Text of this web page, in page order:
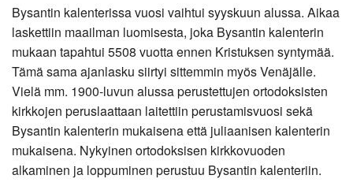
Bysantin kalenterissa vuosi vaihtui syyskuun alussa. Aikaa
laskettiin maailman luomisesta, joka Bysantin kalenterin
mukaan tapahtui 5508 vuotta ennen Kristuksen syntymää.
Tämä sama ajanlasku siirtyi sittemmin myös Venäjälle.
Vielä mm. 1900-luvun alussa perustettujen ortodoksisten
kirkkojen peruslaattaan laitettiin perustamisvuosi sekä
Bysantin kalenterin mukaisena että juliaanisen kalenterin
mukaisena. Nykyinen ortodoksisen kirkkovuoden
alkaminen ja loppuminen perustuu Bysantin kalenteriin.